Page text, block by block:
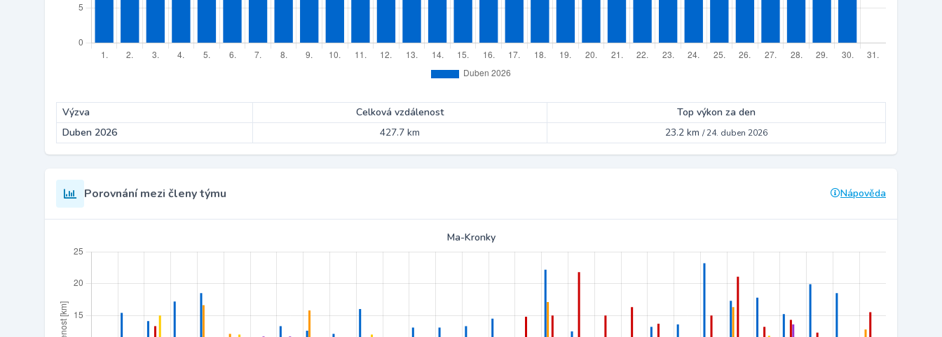
Výzva Celková vzdálenost
Top výkon za den
Duben 2026
427.7 km 23.2 km /24. duben 2026
Porovnání mezi členy týmu Nápověda
Ma-Kronky